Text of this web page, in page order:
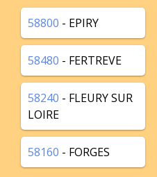
58800 - EPIRY
58480 - FERTREVE
58240 - FLEURY SUR
LOIRE
58160 - FORGES